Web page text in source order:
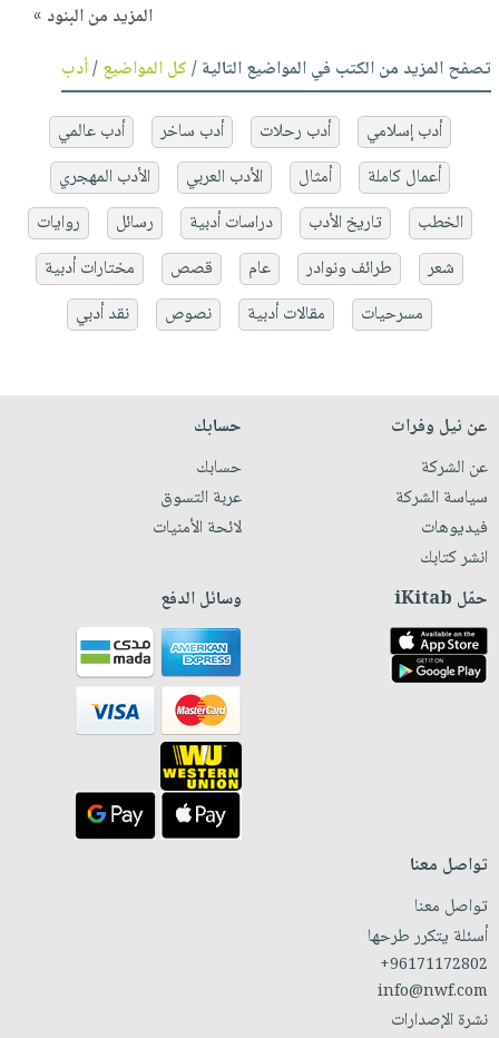
المزيد من البنود »
تصفح المزيد من الكتب في المواضيع التالية /كل المواضيع/أدب
أدب إسلامي أدب رحلات أدب ساخر
أدب عالمي
أعمال كاملة
أمثال الأدب العربي
الأدب المهجري
الخطب
تاريخ الأدب دراسات أدبية رسائل
روايات
شعر
طرائف ونوادر عام قصص
مختارات أدبية
مسرحيات
مقالات أدبية نصوص نقد أدبي
عن نيل وفرات
عن الشركة
سياسة الشركة
فيديوهات
انشر كتابك
حسابك
حسابك
عربة التسوق
لائحة الأمنيات
حمّل iKitab وسائل الدفع
تواصل معنا
تواصل معنا
أسئلة يتكرر طرحها
+96171172802
info@nwf.com
نشرة الإصدارات